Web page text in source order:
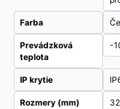
Farba
Prevádzková
teplota
-
IP krytie
Rozmery (mm)